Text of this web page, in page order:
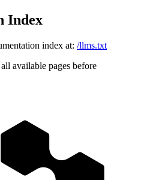
Index
index at: /llms.txt
available pages before